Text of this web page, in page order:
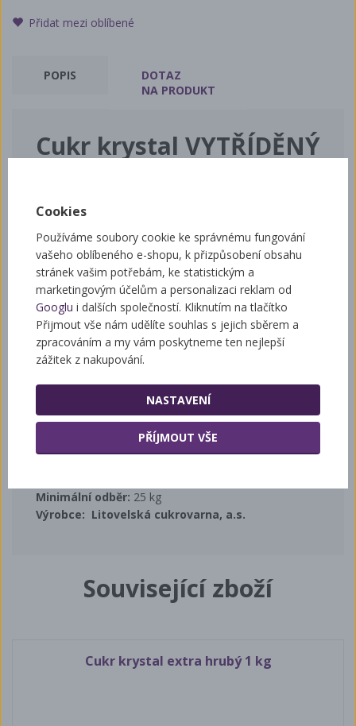
Přidat mezi oblíbené
POPIS
DOTAZ
NA PRODUKT
Cukr krystal VYTŘÍDĚNÝ
Vytříděný krystal LITOVEL
Cena za 1 KG
(nejvhodnější náhrada za cukr krystal EXTRA HRUBÝ-
stejný výrobce, stejné balení, stejná kvalita i čistota
cukru, rovněž ODPRÁŠENÝ !!! )
Cukr krystal vytříděný - odprášený( cukr tříděním
zbavený menších drobných krystalek cukru
a cukrového prachu )
Frakce (hrubost krystalek)1-2 mm
Hmotnost balení:50kg
polypropylenový pytel s igelitovou
Minimální odběr: 25 kg
Výrobce: Litovelská cukrovarna, a.s.
Související zboží
Cukr krystal extra hrubý 1 kg
Cookies
Používáme soubory cookie ke správnému fungování
vašeho oblíbeného e-shopu, k přizpůsobení obsahu
stránek vašim potřebám, ke statistickým a
marketingovým účelům a personalizaci reklam od
Googlu i dalších společností. Kliknutím na tlačítko
Přijmout vše nám udělíte souhlas s jejich sběrem a
zpracováním a my vám poskytneme ten nejlepší
zážitek z nakupování.
NASTAVENÍ
PŘÍJMOUT VŠE